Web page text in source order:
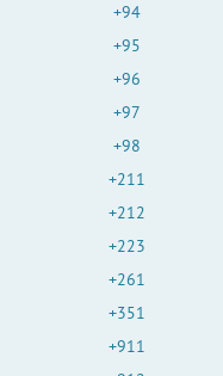
+94
+95
+96
+97
+98
+211
+212
+223
+261
+351
+911